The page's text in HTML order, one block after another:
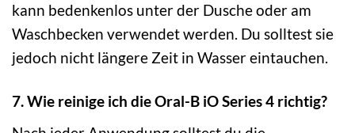
kann bedenkenlos unter der Dusche oder am
Waschbecken verwendet werden. Du solltest sie
jedoch nicht längere Zeit in Wasser eintauchen.
7. Wie reinige ich die Oral-B iO Series 4 richtig?